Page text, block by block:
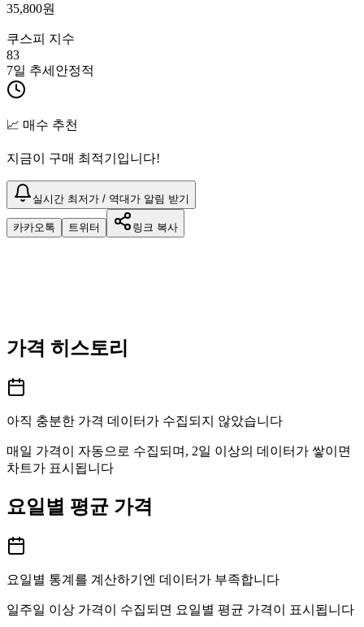
35,800원
쿠스피 지수
83
7일 추세 안정적
📈 매수 추천
지금이 구매 최적기입니다!
실시간 최저가 / 역대가 알림 받기
카카오톡 트위터 링크 복사
가격 히스토리
아직 충분한 가격 데이터가 수집되지 않았습니다
매일 가격이 자동으로 수집되며, 2일 이상의 데이터가 쌓이면
차트가 표시됩니다
요일별 평균 가격
요일별 통계를 계산하기엔 데이터가 부족합니다
일주일 이상 가격이 수집되면 요일별 평균 가격이 표시됩니다